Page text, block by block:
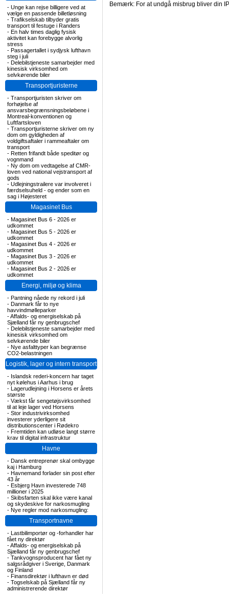
- Unge kan rejse billigere ved at
vælge en passende billetløsning
- Trafikselskab tilbyder gratis
transport til festuge i Randers
- En halv times daglig fysisk
aktivitet kan forebygge alvorlig
stress
- Passagertallet i sydjysk lufthavn
steg i juli
- Delebilstjeneste samarbejder med
kinesisk virksomhed om
selvkørende biler
Transportjuristerne
- Transportjuristen skriver om
forhøjelse af
ansvarsbegrænsningsbeløbene i
Montreal-konventionen og
Luftfartsloven
- Transportjuristerne skriver om ny
dom om gyldigheden af
voldgiftsaftaler i rammeaftaler om
transport
- Retten frifandt både speditør og
vognmand
- Ny dom om vedtagelse af CMR-
loven ved national vejstransport af
gods
- Udlejningstrailere var involveret i
færdselsuheld - og ender som en
sag i Højesteret
Magasinet Bus
- Magasinet Bus 6 - 2026 er
udkommet
- Magasinet Bus 5 - 2026 er
udkommet
- Magasinet Bus 4 - 2026 er
udkommet
- Magasinet Bus 3 - 2026 er
udkommet
- Magasinet Bus 2 - 2026 er
udkommet
Energi, miljø og klima
- Pantning nåede ny rekord i juli
- Danmark får to nye
havvindmølleparker
-Affalds- og energiselskab på
Sjælland får ny genbrugschef
- Delebilstjeneste samarbejder med
kinesisk virksomhed om
selvkørende biler
- Nye asfalttyper kan begrænse
CO2-belastningen
Logistik, lager og intern transport
- Islandsk rederi-koncern har taget
nyt kølehus i Aarhus i brug
- Lagerudlejning i Horsens er årets
største
- Vækst får sengetøjsvirksomhed
til at leje lager ved Horsens
- Stor industrivirksomhed
investerer yderligere sit
distributionscenter i Rødekro
- Fremtiden kan udløse langt større
krav til digital infrastruktur
Havne
- Dansk entreprenør skal ombygge
kaj i Hamburg
- Havnemand forlader sin post efter
43 år
- Esbjerg Havn investerede 748
millioner i 2025
- Skibsfarten skal ikke være kanal
og skydeskive for narkosmugling
- Nye regler mod narkosmugling:
Transportnavne
- Lastbilimportør og -forhandler har
fået ny direktør
-Affalds- og energiselskab på
Sjælland får ny genbrugschef
- Tankvognsproducent har fået ny
salgsrådgiver i Sverige, Danmark
og Finland
- Finansdirektør i lufthavn er død
- Togselskab på Sjælland får ny
administrerende direktør
Bemærk: For at undgå misbrug bliver din